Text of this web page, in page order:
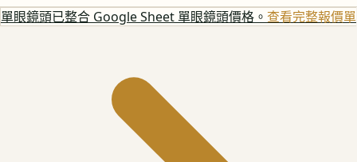
單眼鏡頭已整合 Google Sheet 單眼鏡頭價格。 查看完整報價單